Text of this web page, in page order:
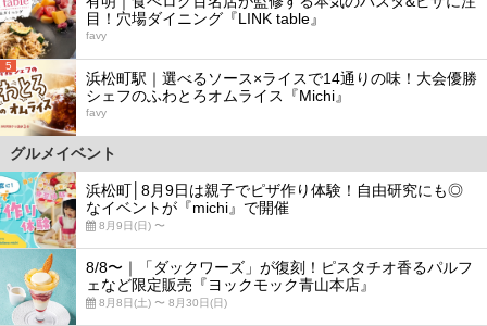
目！穴場ダイニング『LINK table』
favy
5
浜松町駅｜選べるソース×ライスで14通りの味！大会優勝
シェフのふわとろオムライス『Michi』
favy
グルメイベント
浜松町│8月9日は親子でピザ作り体験！自由研究にも◎
なイベントが『michi』で開催
8月9日(日) 〜
8/8〜｜「ダックワーズ」が復刻！ピスタチオ香るパルフ
ェなど限定販売『ヨックモック青山本店』
8月8日(土) 〜 8月30日(日)